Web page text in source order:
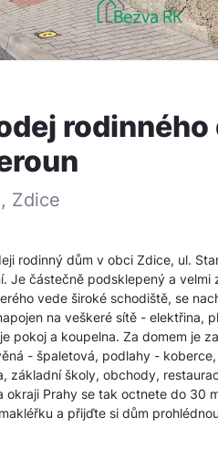
rodinného
Zdice
rodinný dům v obci Zdice, ul.
Je částečně podsklepený a
vede široké schodiště, se
na veškeré sítě -
pokoj a koupelna. Za domem je
- špaletová, podlahy -
základní školy, obchody,
okraji Prahy se tak octnete do 30
a přijďte si dům